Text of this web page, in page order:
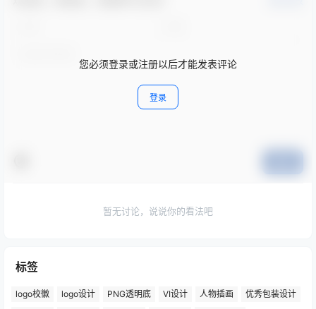
您必须登录或注册以后才能发表评论
登录
暂无讨论，说说你的看法吧
标签
logo校徽 logo设计 PNG透明底 VI设计 人物插画
优秀包装设计